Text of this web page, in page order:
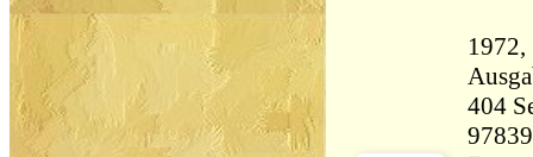
1972,
404 Seiten